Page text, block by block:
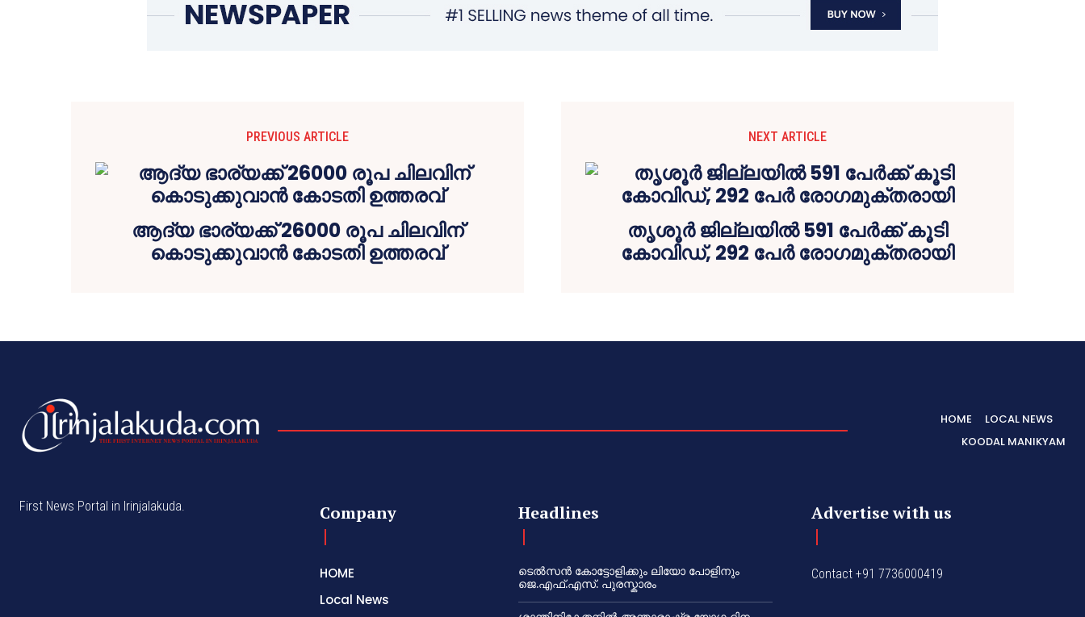
PREVIOUS ARTICLE
ആദ്യ ഭാര്യക്ക് 26000 രൂപ ചിലവിന്
കൊടുക്കുവാൻ കോടതി ഉത്തരവ്
NEXT ARTICLE
തൃശൂര്‍ ജില്ലയില്‍ 591 പേര്‍ക്ക് കൂടി
കോവിഡ്, 292 പേര്‍ രോഗമുക്തരായി
HOME
LOCAL NEWS
KOODAL MANIKYAM
First News Portal in Irinjalakuda. Company
HOME
Local News
Headlines
ടെൽസൻ കോട്ടോളിക്കും ലിയോ പോളിനും
ജെ.എഫ്.എസ്. പുരസ്കാരം
Advertise with us
Contact +91 7736000419